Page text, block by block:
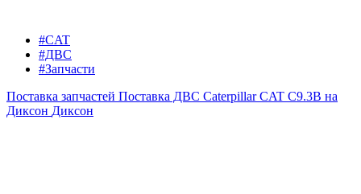
#CAT
#ДВС
#Запчасти
Поставка запчастей Поставка ДВС Caterpillar CAT C9.3B на
Диксон Диксон